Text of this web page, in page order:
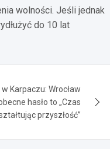
wolności. Jeśli jednak
do 10 lat
Karpaczu: Wrocław
hasło to „Czas
przyszłość”